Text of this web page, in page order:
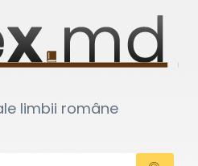
limbii române